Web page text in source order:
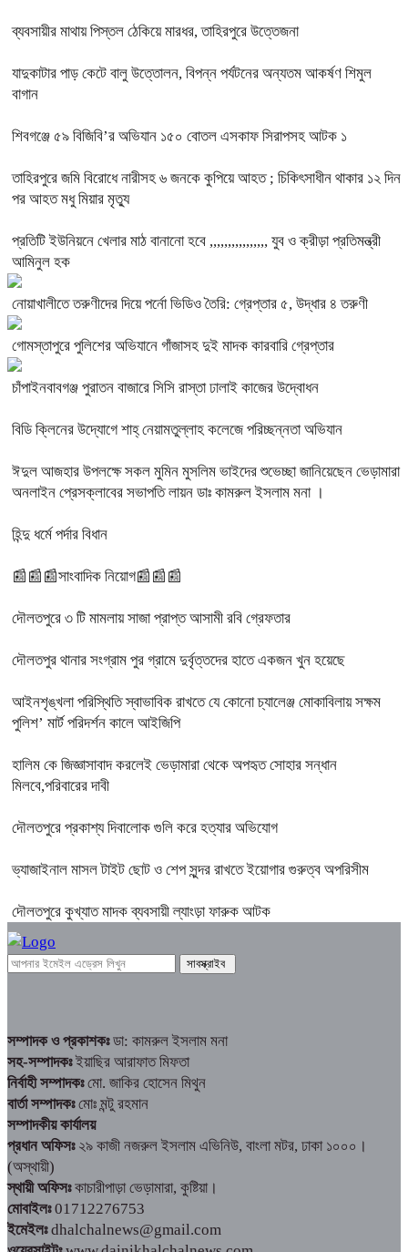
ব্যবসায়ীর মাথায় পিস্তল ঠেকিয়ে মারধর, তাহিরপুরে উত্তেজনা
যাদুকাটার পাড় কেটে বালু উত্তোলন, বিপন্ন পর্যটনের অন্যতম আকর্ষণ শিমুল
বাগান
শিবগঞ্জে ৫৯ বিজিবি’র অভিযান ১৫০ বোতল এসকাফ সিরাপসহ আটক ১
তাহিরপুরে জমি বিরোধে নারীসহ ৬ জনকে কুপিয়ে আহত ; চিকিৎসাধীন থাকার ১২ দিন
পর আহত মধু মিয়ার মৃত্যু
প্রতিটি ইউনিয়নে খেলার মাঠ বানানো হবে ,,,,,,,,,,,,,,,, যুব ও ক্রীড়া প্রতিমন্ত্রী
আমিনুল হক
নোয়াখালীতে তরুণীদের দিয়ে পর্নো ভিডিও তৈরি: গ্রেপ্তার ৫, উদ্ধার ৪ তরুণী
গোমস্তাপুরে পুলিশের অভিযানে গাঁজাসহ দুই মাদক কারবারি গ্রেপ্তার
চাঁপাইনবাবগঞ্জ পুরাতন বাজারে সিসি রাস্তা ঢালাই কাজের উদ্বোধন
বিডি ক্লিনের উদ্যোগে শাহ্ নেয়ামতুল্লাহ কলেজে পরিচ্ছন্নতা অভিযান
ঈদুল আজহার উপলক্ষে সকল মুমিন মুসলিম ভাইদের শুভেচ্ছা জানিয়েছেন ভেড়ামারা
অনলাইন প্রেসক্লাবের সভাপতি লায়ন ডাঃ কামরুল ইসলাম মনা ।
হিন্দু ধর্মে পর্দার বিধান
📰📰📰সাংবাদিক নিয়োগ📰📰📰
দৌলতপুরে ৩ টি মামলায় সাজা প্রাপ্ত আসামী রবি গ্রেফতার
দৌলতপুর থানার সংগ্রাম পুর গ্রামে দুর্বৃত্তদের হাতে একজন খুন হয়েছে
আইনশৃঙ্খলা পরিস্থিতি স্বাভাবিক রাখতে যে কোনো চ্যালেঞ্জ মোকাবিলায় সক্ষম
পুলিশ’ মার্ট পরিদর্শন কালে আইজিপি
হালিম কে জিজ্ঞাসাবাদ করলেই ভেড়ামারা থেকে অপহৃত সোহার সন্ধান
মিলবে,পরিবারের দাবী
দৌলতপুরে প্রকাশ্য দিবালোক গুলি করে হত্যার অভিযোগ
ভ্যাজাইনাল মাসল টাইট ছোট ও শেপ সুন্দর রাখতে ইয়োগার গুরুত্ব অপরিসীম
দৌলতপুরে কুখ্যাত মাদক ব্যবসায়ী ল্যাংড়া ফারুক আটক
সম্পাদক ও প্রকাশকঃডা: কামরুল ইসলাম মনা
সহ-সম্পাদকঃইয়াছির আরাফাত মিফতা
নির্বাহী সম্পাদকঃমো. জাকির হোসেন মিথুন
বার্তা সম্পাদকঃমোঃ মন্টু রহমান
সম্পাদকীয় কার্যালয়
প্রধান অফিসঃ২৯ কাজী নজরুল ইসলাম এভিনিউ, বাংলা মটর, ঢাকা ১০০০।
(অস্থায়ী)
স্থায়ী অফিসঃকাচারীপাড়া ভেড়ামারা, কুষ্টিয়া।
মোবাইলঃ01712276753
ইমেইলঃdhalchalnews@gmail.com